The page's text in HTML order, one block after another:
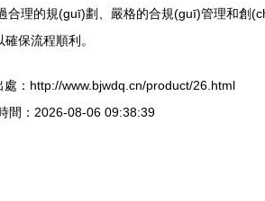
理的規(guī)劃、嚴格的合規(guī)管理和創
保流程順利。
處：http://www.bjwdq.cn/product/26.html
間：2026-08-06 09:38:39